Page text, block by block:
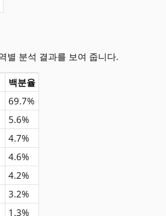
별 분석 결과를 보여 줍니다.
백분율
69.7%
5.6%
4.7%
4.6%
4.2%
3.2%
1.3%